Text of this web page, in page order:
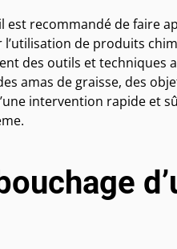
recommandé de faire
l’utilisation de produits
des outils et
amas de graisse, des
intervention rapide et